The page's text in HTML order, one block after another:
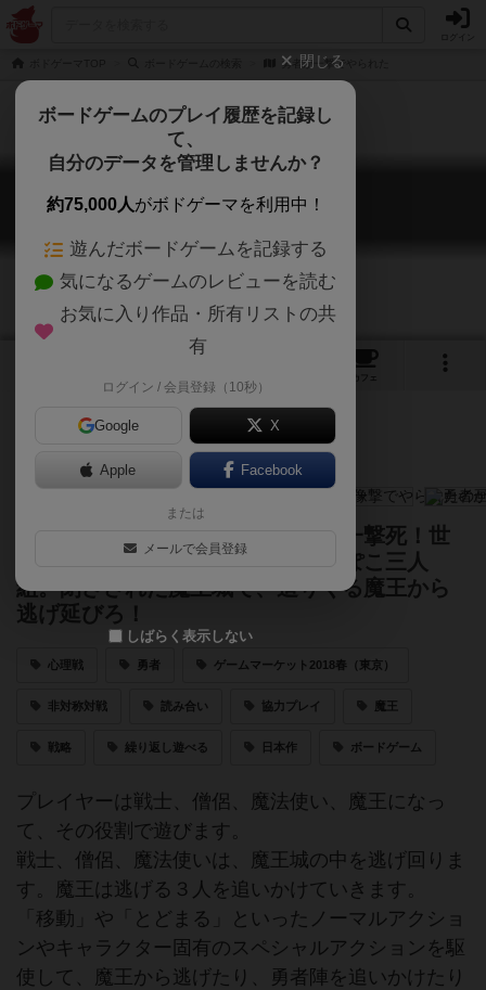
勇者が一撃でやられた
勇者が一撃でやられた
Yusha ga Ichigeki de Yarareta
カフェ
最凶の魔王を前に、頼みの勇者が一撃死！世
界を救うはずの勇者を失ったへっぽこ三人
組。閉ざされた魔王城で、迫りくる魔王から
逃げ延びろ！
心理戦 勇者 ゲームマーケット2018春（東京）
非対称対戦 読み合い 協力プレイ 魔王
戦略 繰り返し遊べる 日本作 ボードゲーム
プレイヤーは戦士、僧侶、魔法使い、魔王になっ
て、その役割で遊びます。
戦士、僧侶、魔法使いは、魔王城の中を逃げ回りま
す。魔王は逃げる３人を追いかけていきます。
「移動」や「とどまる」といったノーマルアクショ
ンやキャラクター固有のスペシャルアクションを駆
使して、魔王から逃げたり、勇者陣を追いかけたり
閉じる
ボードゲームのプレイ履歴を記録し
て、
自分のデータを管理しませんか？
約75,000人がボドゲーマを利用中！
遊んだボードゲームを記録する
気になるゲームのレビューを読む
お気に入り作品・所有リストの共
有
ログイン / 会員登録（10秒）
Google X
Apple Facebook
または
メールで会員登録
しばらく表示しない